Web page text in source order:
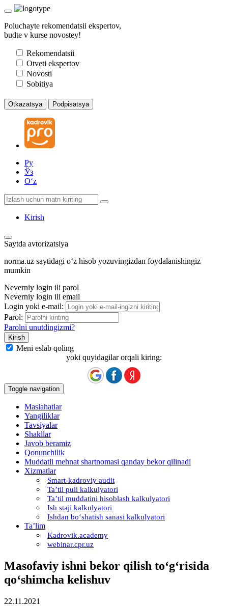
Poluchayte rekomendatsii ekspertov,
budte v kurse novostey!
Rekomendatsii
Otveti ekspertov
Novosti
Sobitiya
Otkazatsya Podpisatsya
Ру
Ўз
Oʻz
Kirish
Saytda avtorizatsiya
norma.uz saytidagi oʻz hisob yozuvingizdan foydalanishingiz
mumkin
Neverniy login ili parol
Neverniy login ili email
Login yoki e-mail:
Parol:
Parolni unutdingizmi?
Meni eslab qoling
yoki quyidagilar orqali kiring:
Toggle navigation
Maslahatlar
Yangiliklar
Tavsiyalar
Shakllar
Javob beramiz
Qonunchilik
Muddatli mehnat shartnomasi qanday bekor qilinadi
Xizmatlar
Smart-kadroviy audit
Ta’til puli kalkulyatori
Ta’til muddatini hisoblash kalkulyatori
Ish staji kalkulyatori
Ishdan boʻshatish sanasi kalkulyatori
Ta’lim
Kadrovik.academy
webinar.cpr.uz
Masofaviy ishni bekor qilish toʻgʻrisida
qoʻshimcha kelishuv
22.11.2021